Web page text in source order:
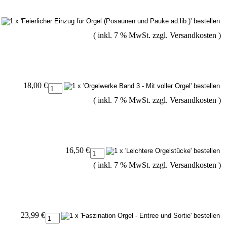
( inkl. 7 % MwSt. zzgl. Versandkosten )
18,00 €
( inkl. 7 % MwSt. zzgl. Versandkosten )
16,50 €
( inkl. 7 % MwSt. zzgl. Versandkosten )
23,99 €